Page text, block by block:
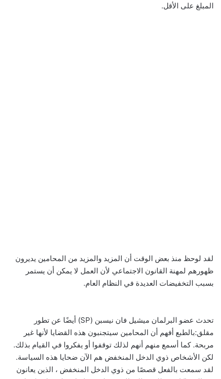
المبلغ على الأقل.
لقد لوحظ منذ بعض الوقت أن المزيد والمزيد من المحامين يديرون
ظهورهم لمهنة القانون الاجتماعي لأن العمل لا يمكن أن يستمر
بسبب التخفيضات العديدة في النظام العام.
تحدث عضو البرلمان ميشيل فان نيسبن (SP) أيضًا عن تطور
مقلق:بالطبع أفهم أن المحامين سيتجنبون هذه القضايا لأنها غير
مربحة. كما أسمع منهم أنهم لذلك توقفوا أو يفكروا في القيام بذلك.
لكن الأشخاص ذوي الدخل المنخفض هم الآن ضحايا هذه السياسة.
لقد سمعت بالفعل قصصًا من ذوي الدخل المنخفض ، الذين يعانون